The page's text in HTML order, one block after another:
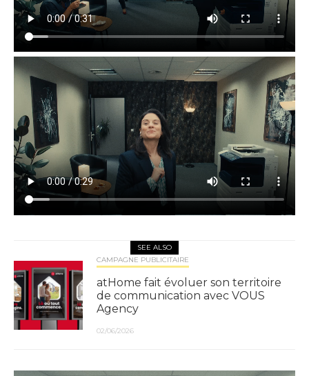
SEE ALSO
CAMPAGNE PUBLICITAIRE
atHome fait évoluer son territoire
de communication avec VOUS
Agency
02/06/2026